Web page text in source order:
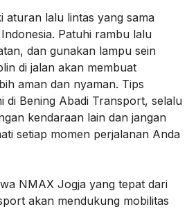
aturan lalu lintas yang sama
Patuhi rambu lalu
dan gunakan lampu sein
di jalan akan membuat
aman dan nyaman. Tips
di Bening Abadi Transport, selalu
kendaraan lain dan jangan
setiap momen perjalanan Anda
NMAX Jogja yang tepat dari
akan mendukung mobilitas